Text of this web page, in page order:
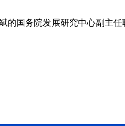
国务院发展研究中心副主任